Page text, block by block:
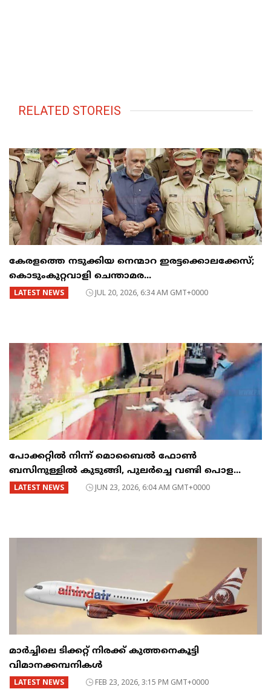
RELATED STOREIS
കേരളത്തെ നടുക്കിയ നെന്മാറ ഇരട്ടക്കൊലക്കേസ്;
കൊടുംകുറ്റവാളി ചെന്താമര...
LATEST NEWS JUL 20, 2026, 6:34 AM GMT+0000
പോക്കറ്റിൽ നിന്ന് മൊബൈൽ ഫോൺ
ബസിനുള്ളിൽ കുടുങ്ങി, പുലർച്ചെ വണ്ടി പൊള...
LATEST NEWS JUN 23, 2026, 6:04 AM GMT+0000
മാർച്ചിലെ ടിക്കറ്റ് നിരക്ക് കുത്തനെകൂട്ടി
വിമാനക്കമ്പനികൾ
LATEST NEWS FEB 23, 2026, 3:15 PM GMT+0000